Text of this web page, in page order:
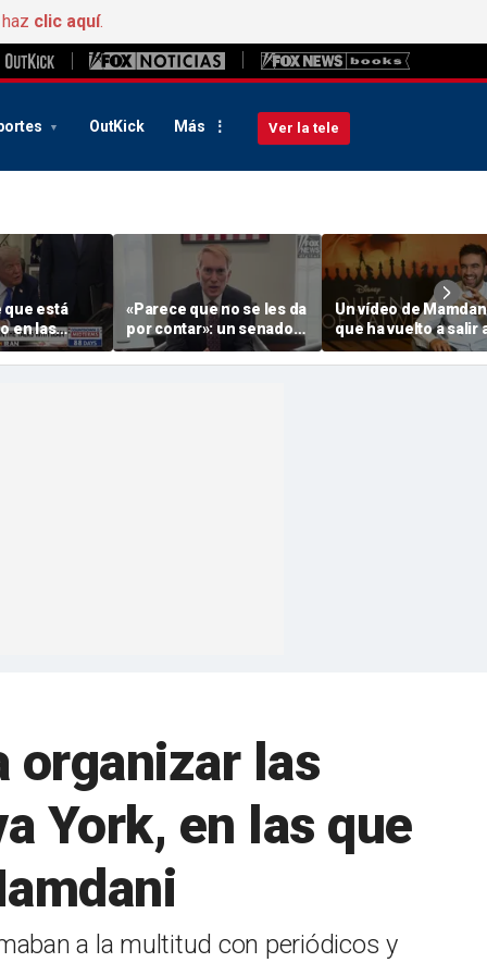
clic aquí.
OutKick Más Ver la tele
que está
en las
con Irán
las
«Parece que no se les da
por contar»: un senador
arremete contra los
estados en los que el
Un vídeo de
que ha vuelto a salir
luz desata una
conservadora por su
organizar las
York, en las que
a la multitud con periódicos y